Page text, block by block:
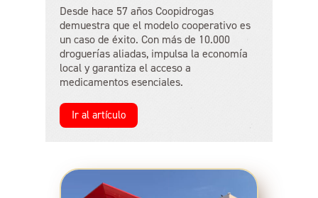
Desde hace 57 años Coopidrogas
demuestra que el modelo cooperativo es
un caso de éxito. Con más de 10.000
droguerías aliadas, impulsa la economía
local y garantiza el acceso a
medicamentos esenciales.
Ir al artículo